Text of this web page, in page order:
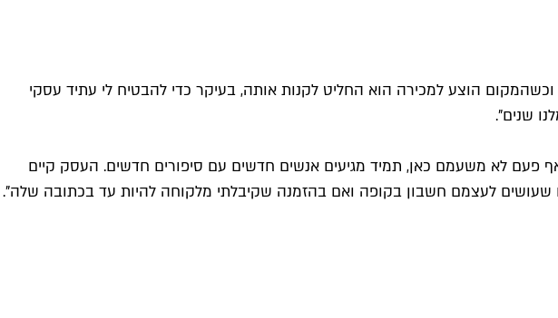
אליה, וכשהמקום הוצע למכירה הוא החליט לקנות אותה, בעיקר כדי להבטיח לי עתיד עסקי
שנים".
פעם לא משעמם כאן, תמיד מגיעים אנשים חדשים עם סיפורים חדשים. העסק קיים